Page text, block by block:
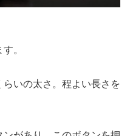
。
いの太さ。程よい長さを